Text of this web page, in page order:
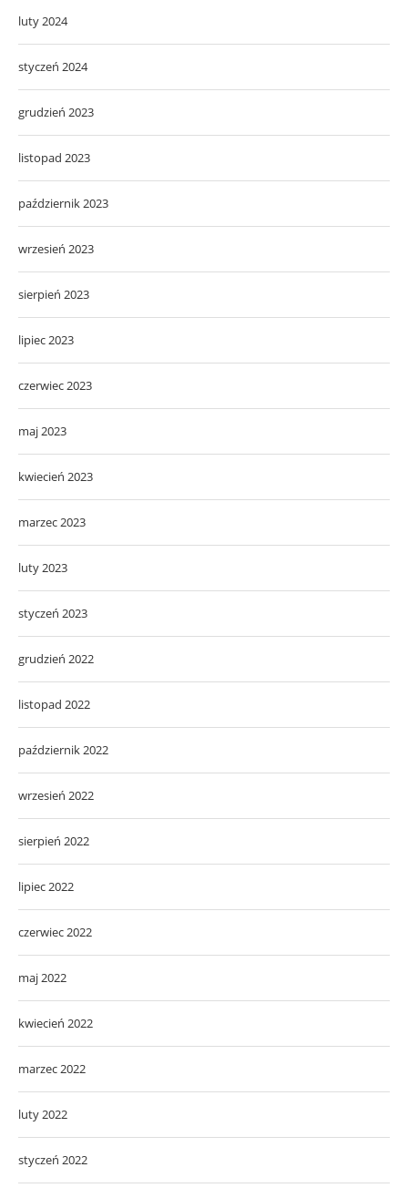
luty 2024
styczeń 2024
grudzień 2023
listopad 2023
październik 2023
wrzesień 2023
sierpień 2023
lipiec 2023
czerwiec 2023
maj 2023
kwiecień 2023
marzec 2023
luty 2023
styczeń 2023
grudzień 2022
listopad 2022
październik 2022
wrzesień 2022
sierpień 2022
lipiec 2022
czerwiec 2022
maj 2022
kwiecień 2022
marzec 2022
luty 2022
styczeń 2022